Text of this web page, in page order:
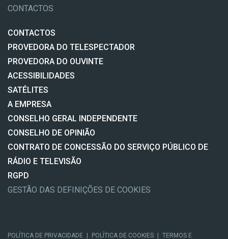
CONTACTOS
CONTACTOS
PROVEDORA DO TELESPECTADOR
PROVEDORA DO OUVINTE
ACESSIBILIDADES
SATÉLITES
A EMPRESA
CONSELHO GERAL INDEPENDENTE
CONSELHO DE OPINIÃO
CONTRATO DE CONCESSÃO DO SERVIÇO PÚBLICO DE
RÁDIO E TELEVISÃO
RGPD
GESTÃO DAS DEFINIÇÕES DE COOKIES
POLÍTICA DE PRIVACIDADE POLÍTICA DE COOKIES TERMOS E